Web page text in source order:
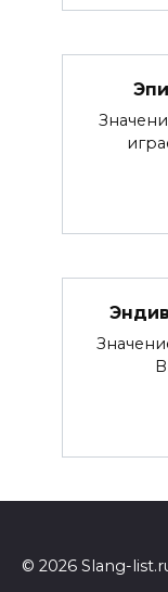
© 2026 Slang-